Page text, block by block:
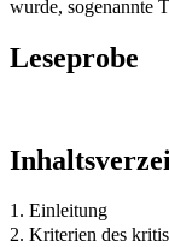
wurde, sogenannte
Leseprobe
1. Einleitung
2. Kriterien des